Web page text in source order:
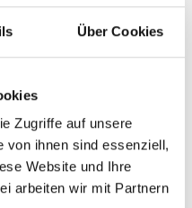
Über Cookies
Zugriffe auf unsere
von ihnen sind essenziell,
Website und Ihre
arbeiten wir mit Partnern